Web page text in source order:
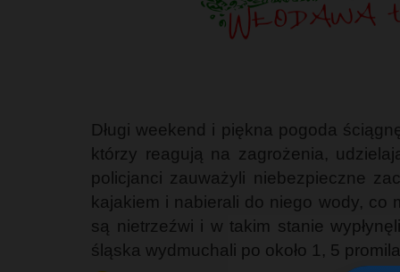
Długi weekend i piękna pogoda
którzy reagują na zagrożenia,
policjanci zauważyli niebezpieczne
kajakiem i nabierali do niego wody, co
są nietrzeźwi i w takim stanie
śląska wydmuchali po około 1, 5